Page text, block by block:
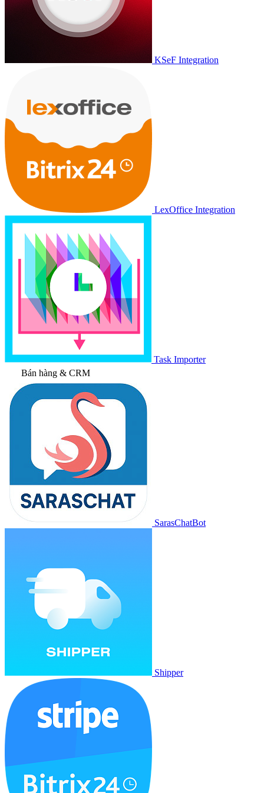
KSeF Integration
LexOffice Integration
Task Importer
Bán hàng & CRM
SarasChatBot
Shipper